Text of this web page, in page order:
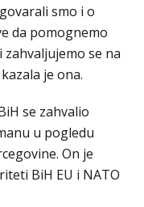
smo i o
da pomognemo
se na
je ona.
se zahvalio
u pogledu
On je
BiH EU i NATO